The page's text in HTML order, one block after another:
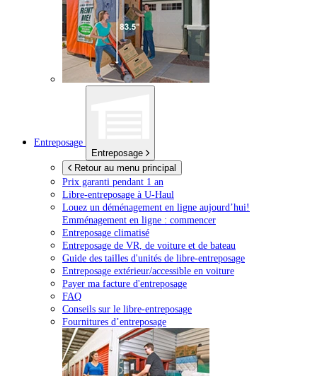
Entreposage
Entreposage
Retour au menu principal
Prix garanti pendant 1 an
Libre-entreposage à U-Haul
Louez un déménagement en ligne aujourd’hui!
Emménagement en ligne : commencer
Entreposage climatisé
Entreposage de VR, de voiture et de bateau
Guide des tailles d'unités de libre-entreposage
Entreposage extérieur/accessible en voiture
Payer ma facture d'entreposage
FAQ
Conseils sur le libre-entreposage
Fournitures d’entreposage